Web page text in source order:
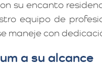
su encanto
equipo de
maneje con
a su alcance